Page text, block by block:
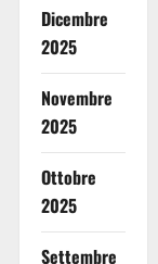
Dicembre
2025
Novembre
2025
Ottobre
2025
Settembre